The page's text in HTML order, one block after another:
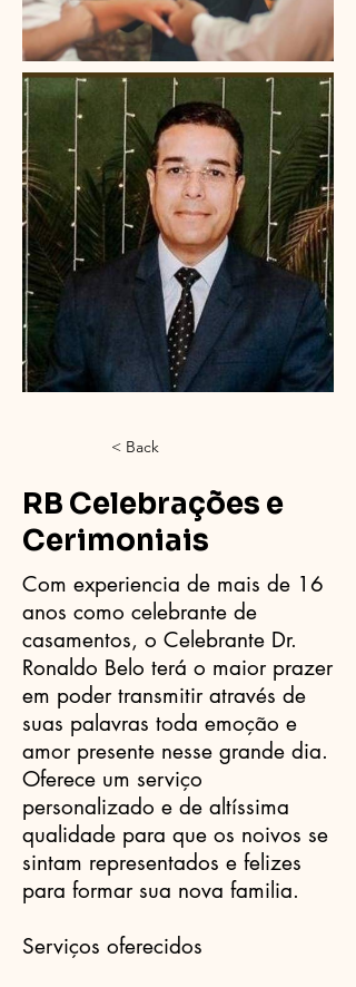
< Back
RB Celebrações e
Cerimoniais
Com experiencia de mais de 16
anos como celebrante de
casamentos, o Celebrante Dr.
Ronaldo Belo terá o maior prazer
em poder transmitir através de
suas palavras toda emoção e
amor presente nesse grande dia.
Oferece um serviço
personalizado e de altíssima
qualidade para que os noivos se
sintam representados e felizes
para formar sua nova familia.
Serviços oferecidos